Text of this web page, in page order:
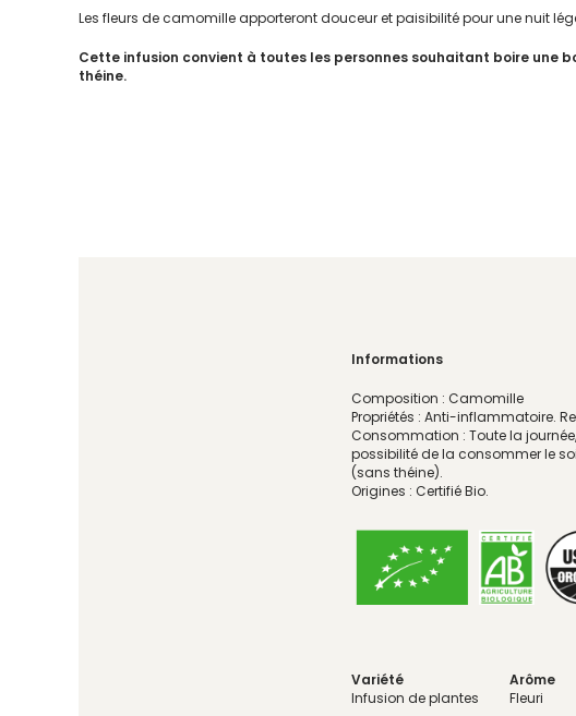
Les fleurs de camomille apporteront douceur et paisibilité pour une nuit
Cette infusion convient à toutes les personnes souhaitant boire une
théine.
Informations
Composition : Camomille
Propriétés : Anti-inflammatoire.
Consommation : Toute la journée,
possibilité de la consommer le
(sans théine).
Origines : Certifié Bio.
Variété
Infusion de plantes
Arôme
Fleuri